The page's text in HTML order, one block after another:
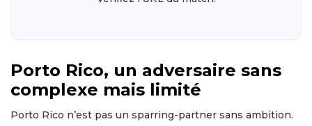
Porto Rico, un adversaire sans
complexe mais limité
Porto Rico n’est pas un sparring-partner sans ambition.